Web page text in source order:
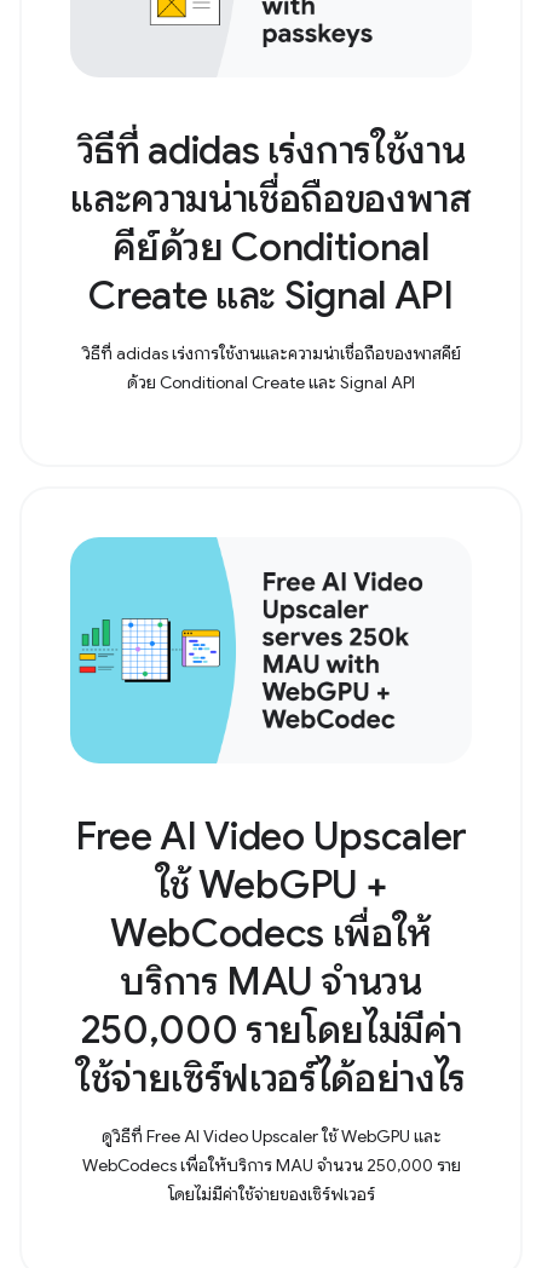
วิธีที่ adidas เร่งการใช้งาน
และความน่าเชื่อถือของพาส
คีย์ด้วย Conditional
Create และ Signal API
วิธีที่ adidas เร่งการใช้งานและความน่าเชื่อถือของพาสคีย์
ด้วย Conditional Create และ Signal API
Free AI Video Upscaler
ใช้ WebGPU +
WebCodecs เพื่อให้
บริการ MAU จำนวน
250,000 รายโดยไม่มีค่า
ใช้จ่ายเซิร์ฟเวอร์ได้อย่างไร
ดูวิธีที่ Free AI Video Upscaler ใช้ WebGPU และ
WebCodecs เพื่อให้บริการ MAU จำนวน 250,000 ราย
โดยไม่มีค่าใช้จ่ายของเซิร์ฟเวอร์